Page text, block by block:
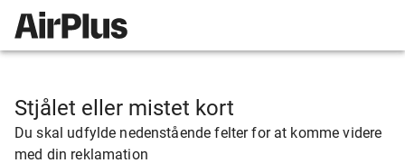
Stjålet eller mistet kort
Du skal udfylde nedenstående felter for at komme videre
med din reklamation